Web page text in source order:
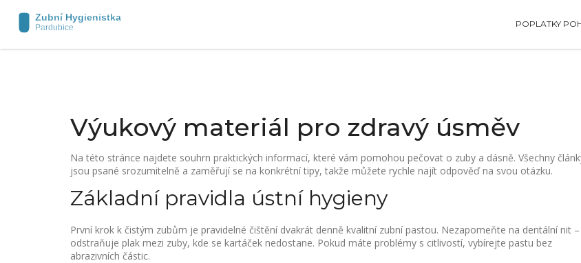
POPLATKY
Výukový materiál pro zdravý úsměv
Na této stránce najdete souhrn praktických informací, které vám pomohou pečovat o zuby a dásně. Všechny
jsou psané srozumitelně a zaměřují se na konkrétní tipy, takže můžete rychle najít odpověď na svou otázku.
Základní pravidla ústní hygieny
První krok k čistým zubům je pravidelné čištění dvakrát denně kvalitní zubní pastou. Nezapomeňte na dentální nit –
odstraňuje plak mezi zuby, kde se kartáček nedostane. Pokud máte problémy s citlivostí, vybírejte pastu bez
abrazivních částic.